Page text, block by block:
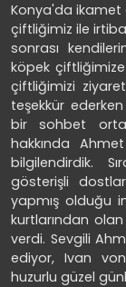
Konya'da ikamet
çiftliğimiz ile
sonrası
köpek
çiftliğimizi
teşekkür
bir sohbet
hakkında
bilgilendirdik.
gösterişli
yapmış olduğu
kurtlarından
verdi. Sevgili
ediyor, Ivan
huzurlu güzel